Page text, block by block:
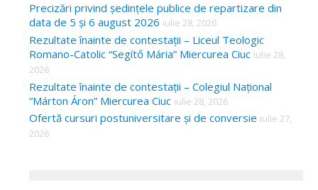
Precizări privind ședințele publice de repartizare din
data de 5 și 6 august 2026 iulie 28, 2026
Rezultate înainte de contestații – Liceul Teologic
Romano-Catolic “Segítő Mária” Miercurea Ciuc iulie 28,
2026
Rezultate înainte de contestații – Colegiul Național
“Márton Áron” Miercurea Ciuc iulie 28, 2026
Ofertă cursuri postuniversitare și de conversie iulie 27,
2026